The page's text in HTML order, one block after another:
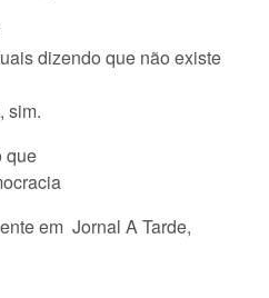
dizendo que não existe
sim.
que
em Jornal A Tarde,